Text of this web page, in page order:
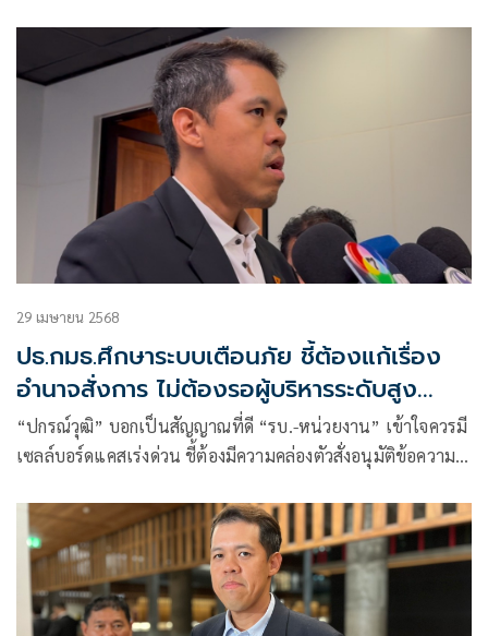
ตั้งแต่วันนี้ ถึงวันที่ 31 พฤษภาคม
29 เมษายน 2568
ปธ.กมธ.ศึกษาระบบเตือนภัย ชี้ต้องแก้เรื่อง
อำนาจสั่งการ ไม่ต้องรอผู้บริหารระดับสูง
อนุมัติ
“ปกรณ์วุฒิ” บอกเป็นสัญญาณที่ดี “รบ.-หน่วยงาน” เข้าใจควรมี
เซลล์บอร์ดแคสเร่งด่วน ชี้ต้องมีความคล่องตัวสั่งอนุมัติข้อความ